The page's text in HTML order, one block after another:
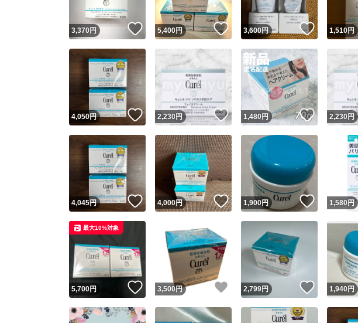
ユ
Yahoo!フリマが定めた一定の基準
安心取引出品者
安心取引出品者 Yahoo!
取引実績
取引実績◯+ このユ
他フリマ実績◯+ このユー
スピード&安心発送
※このバッジは実績に基づく表示であり
スピード＆安心発送
このユ
ます
スピード発送 このユー
この
商品画像の無断転載は禁止
コピーは
1商品につき1回 で
3,370 円 いいね！
5,400円 いいね！
3,600円 いいね！
1,510円
4,050円 いいね！
2,230円 いいね！
1,480 円 いいね！
2,230円
4,045円 いいね！
4,000円 いいね！
1,900円 いいね！
1,580 円
5,700円 いいね！
最大10%対象
3,500円 いいね！
2,799円 いいね！
1,940円